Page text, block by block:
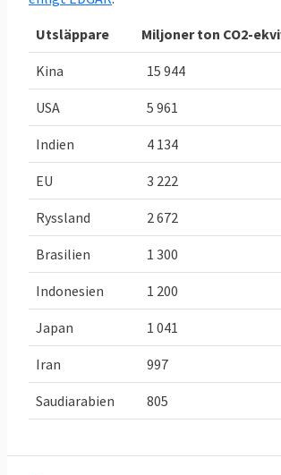
Sveriges
klimat och
energimål i
EU
Sverige
Minskade
växthusgaser
jmf. 2005
(ESR) då
Sverige
släppte ut
42,2 Mt
-29,4 procent
eller
30,2 MtCO e,
2024
Öka inlagring
av
växthusgaser
mark med
Inlagring
31,223
Mt
Utsläppare
Miljoner ton CO2-
Kina 15 944
USA 5 961
Indien 4 134
EU 3 222
Ryssland 2 672
Brasilien 1 300
Indonesien 1 200
Japan 1 041
Iran 997
Saudiarabien 805